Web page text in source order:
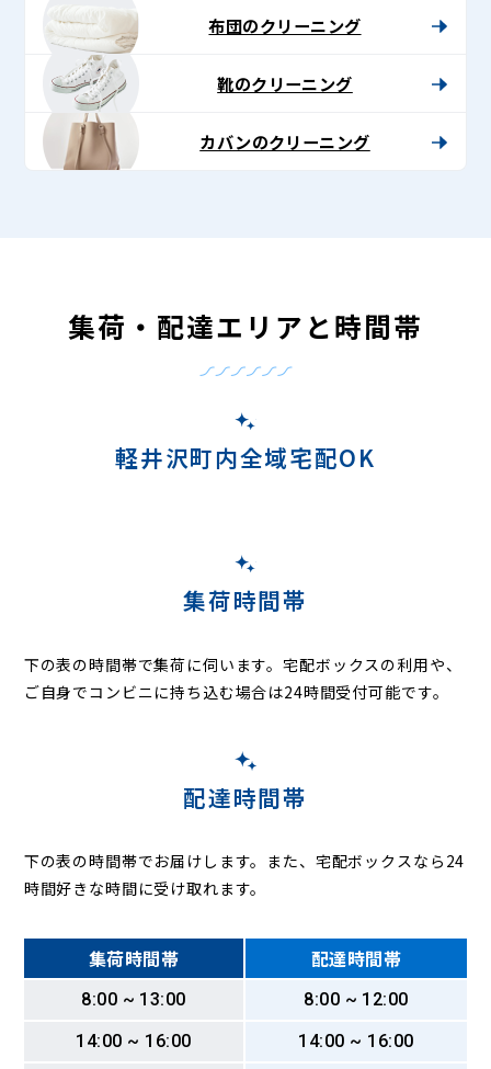
布団のクリーニング
靴のクリーニング
カバンのクリーニング
集荷・配達エリアと時間帯
軽井沢町内全域宅配OK
集荷時間帯
下の表の時間帯で集荷に伺います。宅配ボックスの利用や、
ご自身でコンビニに持ち込む場合は24時間受付可能です。
配達時間帯
下の表の時間帯でお届けします。また、宅配ボックスなら24
時間好きな時間に受け取れます。
集荷時間帯 配達時間帯
8:00 ~ 13:00
8:00 ~ 12:00
14:00 ~ 16:00
14:00 ~ 16:00